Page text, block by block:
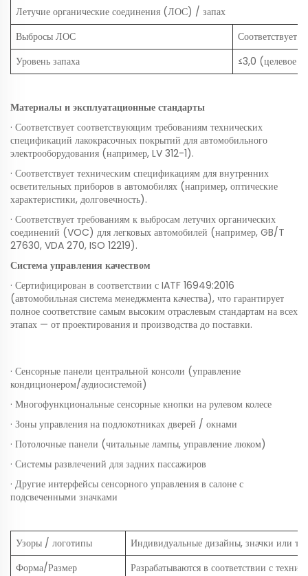
Летучие органические соединения (ЛОС) / запах
Выбросы ЛОС
Соответствует
Уровень запаха
≤3,0 (целевое
Материалы и эксплуатационные стандарты
· Соответствует соответствующим требованиям технических
спецификаций лакокрасочных покрытий для автомобильного
электрооборудования (например, LV 312-1).
· Соответствует техническим спецификациям для внутренних
осветительных приборов в автомобилях (например, оптические
характеристики, долговечность).
· Соответствует требованиям к выбросам летучих органических
соединений (VOC) для легковых автомобилей (например, GB/T
27630, VDA 270, ISO 12219).
Система управления качеством
· Сертифицирован в соответствии с IATF 16949:2016
(автомобильная система менеджмента качества), что гарантирует
полное соответствие самым высоким отраслевым стандартам на всех
этапах — от проектирования и производства до поставки.
· Сенсорные панели центральной консоли (управление
кондиционером/аудиосистемой)
· Многофункциональные сенсорные кнопки на рулевом колесе
· Зоны управления на подлокотниках дверей / окнами
· Потолочные панели (читальные лампы, управление люком)
· Системы развлечений для задних пассажиров
· Другие интерфейсы сенсорного управления в салоне с
подсвеченными значками
Узоры / логотипы
Индивидуальные дизайны, значки или
Форма/Размер
Разрабатываются в соответствии с